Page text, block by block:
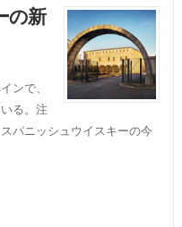
の新
ンで、
る。注
パニッシュウイスキーの今